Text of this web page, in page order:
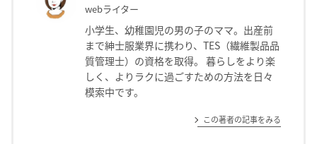
webライター
小学生、幼稚園児の男の子のママ。出産前
まで紳士服業界に携わり、TES（繊維製品品
質管理士）の資格を取得。 暮らしをより楽
しく、よりラクに過ごすための方法を日々
模索中です。
この著者の記事をみる